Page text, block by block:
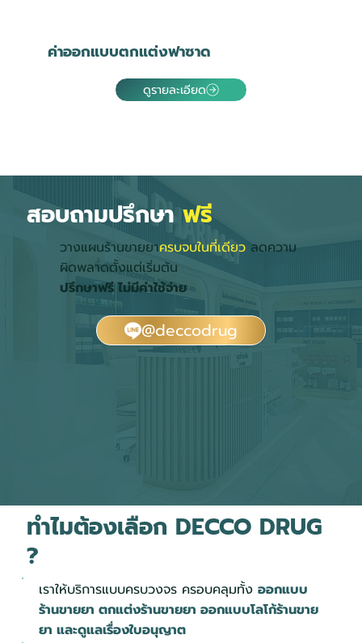
ค่าออกแบบตกแต่งฟาซาด
ดูรายละเอียด
สอบถามปรึกษา ฟรี
วางแผนร้านขายยาครบจบในที่เดียว ลดความ
ผิดพลาดตั้งแต่เริ่มต้น
ปรึกษาฟรี ไม่มีค่าใช้จ่าย
@deccodrug
ทำไมต้องเลือก DECCO DRUG
?
เราให้บริการแบบครบวงจร ครอบคลุมทั้ง ออกแบบ
ร้านขายยา ตกแต่งร้านขายยา ออกแบบโลโก้ร้านขาย
ยา และดูแลเรื่องใบอนุญาต